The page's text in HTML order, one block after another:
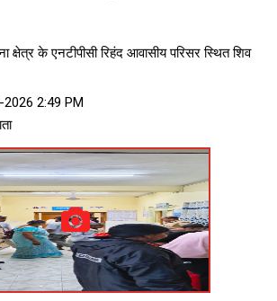
क्षेत्र के एनटीपीसी रिहंद आवासीय परिसर स्थित शिव
2:49 PM